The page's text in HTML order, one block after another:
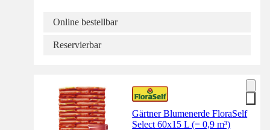
Online bestellbar
Reservierbar
Gärtner Blumenerde FloraSelf
Select 60x15 L (= 0,9 m³)